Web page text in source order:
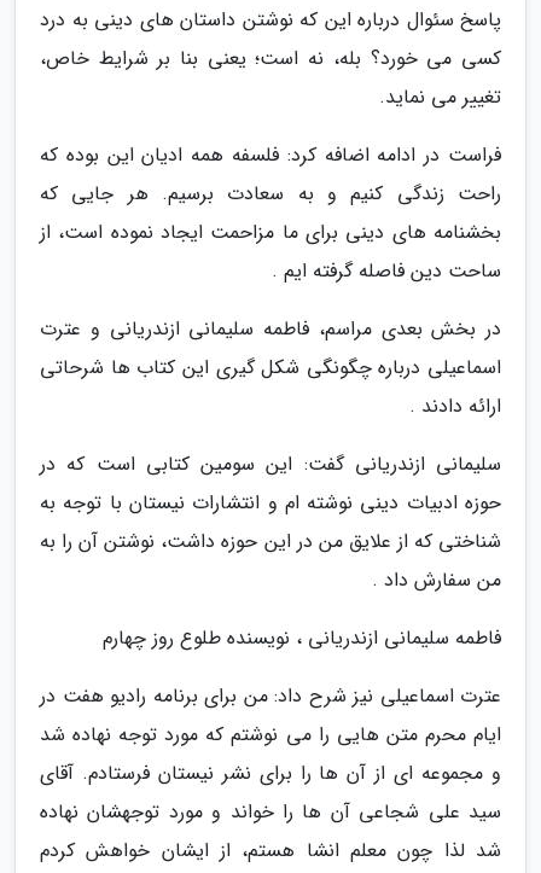
پاسخ سئوال درباره این که نوشتن داستان های دینی به درد
کسی می خورد؟ بله، نه است؛ یعنی بنا بر شرایط خاص،
تغییر می نماید.
فراست در ادامه اضافه کرد: فلسفه همه ادیان این بوده که
راحت زندگی کنیم و به سعادت برسیم. هر جایی که
بخشنامه های دینی برای ما مزاحمت ایجاد نموده است، از
ساحت دین فاصله گرفته ایم .
در بخش بعدی مراسم، فاطمه سلیمانی ازندریانی و عترت
اسماعیلی درباره چگونگی شکل گیری این کتاب ها شرحاتی
ارائه دادند .
سلیمانی ازندریانی گفت: این سومین کتابی است که در
حوزه ادبیات دینی نوشته ام و انتشارات نیستان با توجه به
شناختی که از علایق من در این حوزه داشت، نوشتن آن را به
من سفارش داد .
فاطمه سلیمانی ازندریانی ، نویسنده طلوع روز چهارم
عترت اسماعیلی نیز شرح داد: من برای برنامه رادیو هفت در
ایام محرم متن هایی را می نوشتم که مورد توجه نهاده شد
و مجموعه ای از آن ها را برای نشر نیستان فرستادم. آقای
سید علی شجاعی آن ها را خواند و مورد توجهشان نهاده
شد لذا چون معلم انشا هستم، از ایشان خواهش کردم